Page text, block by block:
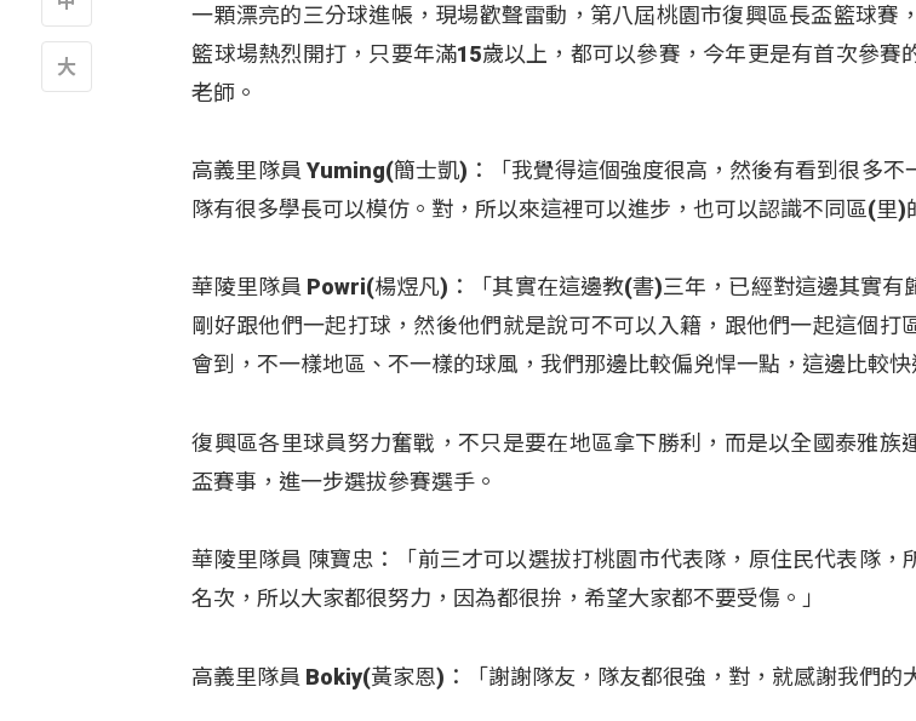
一顆漂亮的三分球進帳，現場歡聲雷動，第八屆桃園市復興區長盃籃球賽
籃球場熱烈開打，只要年滿15歲以上，都可以參賽，今年更是有首次參賽
老師。
高義里隊員 Yuming(簡士凱)：「我覺得這個強度很高，然後有看到很多不
隊有很多學長可以模仿。對，所以來這裡可以進步，也可以認識不同區(里)
華陵里隊員 Powri(楊煜凡)：「其實在這邊教(書)三年，已經對這邊其實有
剛好跟他們一起打球，然後他們就是說可不可以入籍，跟他們一起這個打
會到，不一樣地區、不一樣的球風，我們那邊比較偏兇悍一點，這邊比較快
復興區各里球員努力奮戰，不只是要在地區拿下勝利，而是以全國泰雅族
盃賽事，進一步選拔參賽選手。
華陵里隊員 陳寶忠：「前三才可以選拔打桃園市代表隊，原住民代表隊，
名次，所以大家都很努力，因為都很拚，希望大家都不要受傷。」
高義里隊員 Bokiy(黃家恩)：「謝謝隊友，隊友都很強，對，就感謝我們的